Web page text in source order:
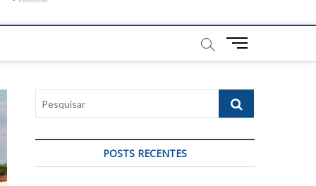
M
u
B
u
o
q
POSTS RECENTES